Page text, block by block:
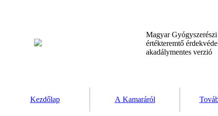
Magyar
értékteremtő
akadálymentes verzió
Kezdőlap A Kamaráról